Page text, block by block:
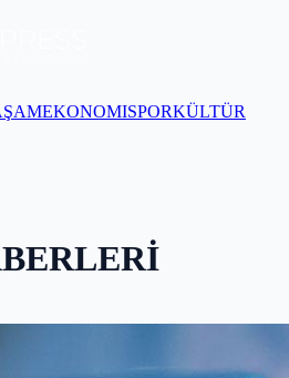
EKONOMISPORKÜLTÜR